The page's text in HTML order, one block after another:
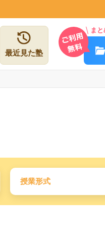
最近見た塾
ま
授業形式